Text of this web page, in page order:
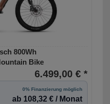
800Wh
Bike
6.499,00 € *
0% Finanzierung möglich
ab 108,32 € / Monat